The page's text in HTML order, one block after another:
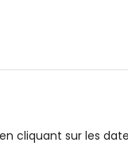
cliquant sur les